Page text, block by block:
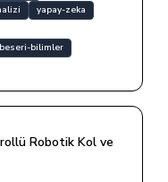
yapay-zeka
bilimler
Robotik Kol ve